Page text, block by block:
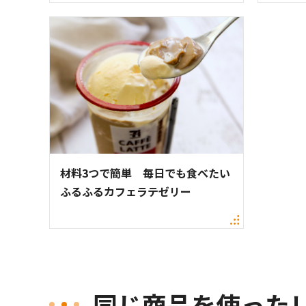
材料3つで簡単 毎日でも食べたい
ふるふるカフェラテゼリー